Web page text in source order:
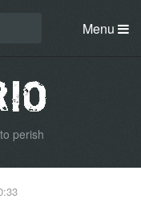
Menu
perish